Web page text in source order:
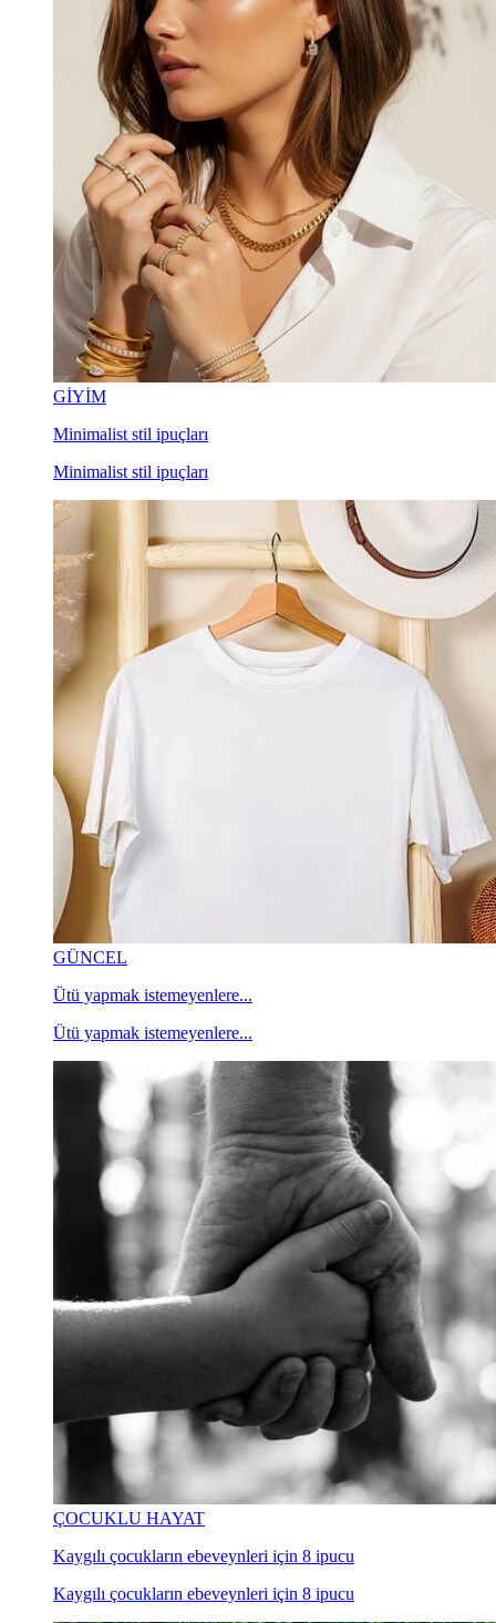
GİYİM
Minimalist stil ipuçları
Minimalist stil ipuçları
GÜNCEL
Ütü yapmak istemeyenlere...
Ütü yapmak istemeyenlere...
ÇOCUKLU HAYAT
Kaygılı çocukların ebeveynleri için 8 ipucu
Kaygılı çocukların ebeveynleri için 8 ipucu